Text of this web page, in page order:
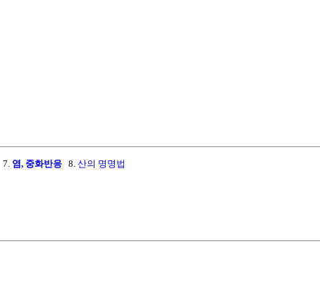
7. 염, 중화반응 8. 산의 명명법